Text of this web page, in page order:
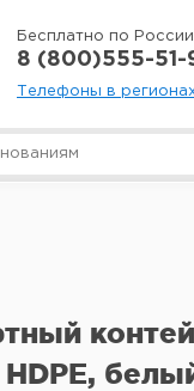
Бесплатно по России
8 (800)555-51-
Телефоны в